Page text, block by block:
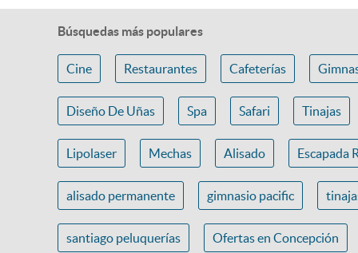
Búsquedas más populares
Cine Restaurantes Cafeterías
Diseño De Uñas Spa Safari Tinajas
Lipolaser Mechas Alisado Escapada
alisado permanente gimnasio pacific
santiago peluquerías Ofertas en Concepción